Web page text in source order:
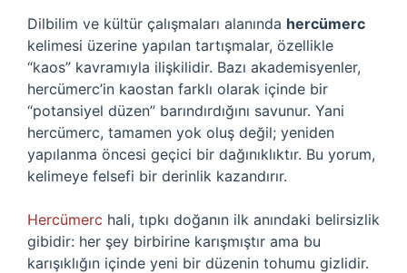
Dilbilim ve kültür çalışmaları alanında hercümerc
kelimesi üzerine yapılan tartışmalar, özellikle
“kaos” kavramıyla ilişkilidir. Bazı akademisyenler,
hercümerc’in kaostan farklı olarak içinde bir
“potansiyel düzen” barındırdığını savunur. Yani
hercümerc, tamamen yok oluş değil; yeniden
yapılanma öncesi geçici bir dağınıklıktır. Bu yorum,
kelimeye felsefi bir derinlik kazandırır.
Hercümerc hali, tıpkı doğanın ilk anındaki belirsizlik
gibidir: her şey birbirine karışmıştır ama bu
karışıklığın içinde yeni bir düzenin tohumu gizlidir.